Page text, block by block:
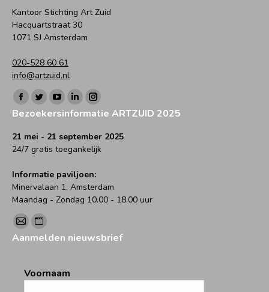
Kantoor Stichting Art Zuid
Hacquartstraat 30
1071 SJ Amsterdam
020-528 60 61
info@artzuid.nl
Vind ons op:
Facebook
page
opens
in
window
Twitter
page
opens
in
window
YouTube
page
opens
in
window
Linkedin
page
opens
in
window
Instagram
page
opens
in
window
Bezoekersinformatie ARTZUID 2025
21 mei - 21 september 2025
24/7 gratis toegankelijk
Informatie paviljoen:
Minervalaan 1, Amsterdam
Maandag - Zondag 10.00 - 18.00 uur
Vind ons op:
Mail
page
in
Website
page
in
Aanmelden nieuwsbrief
Voornaam